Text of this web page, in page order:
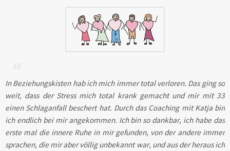
In Beziehungskisten hab ich mich immer total verloren. Das ging so
weit, dass der Stress mich total krank gemacht und mir mit 33
einen Schlaganfall beschert hat. Durch das Coaching mit Katja bin
ich endlich bei mir angekommen. Ich bin so dankbar, ich habe das
erste mal die innere Ruhe in mir gefunden, von der andere immer
sprachen, die mir aber völlig unbekannt war, und aus der heraus ich